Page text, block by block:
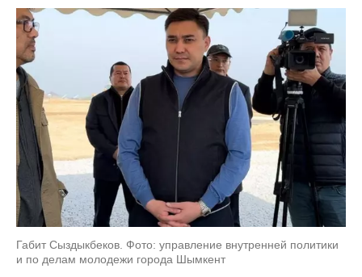
Габит Сыздыкбеков. Фото: управление внутренней политики
и по делам молодежи города Шымкент